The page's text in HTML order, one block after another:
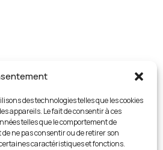
des technologies telles que les cookies
appareils. Le fait de consentir à ces
telles que le comportement de
ne pas consentir ou de retirer son
caractéristiques et fonctions.